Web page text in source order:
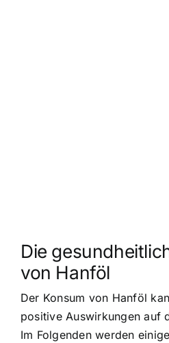
Die
von Hanföl
Der Konsum von Hanföl
positive Auswirkungen auf
Im Folgenden werden